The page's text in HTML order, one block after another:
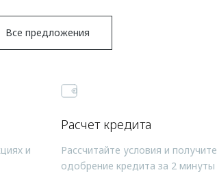
Все предложения
и
Расчет кредита
Рассчитайте условия и получите
одобрение кредита за 2 минуты